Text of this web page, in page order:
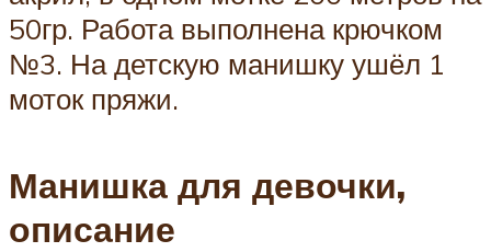
50гр. Работа выполнена крючком
№3. На детскую манишку ушёл 1
моток пряжи.
Манишка для девочки,
описание